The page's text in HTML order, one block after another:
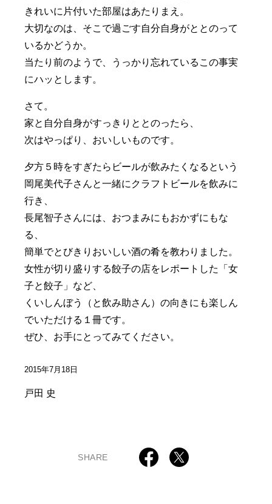
きれいに片付いた部屋はあたりまえ。
大切なのは、そこで過ごす自分自身がととのって
いるかどうか。
当たり前のようで、うっかり忘れているこの事実
にハッとします。
さて。
家と自分自身がすっきりととのったら、
次はやっぱり、おいしいものです。
夕方５時をすぎたらビールが飲みたくなるという
岡尾美代子さんと一緒にクラフトビールを飲みに
行き、
長尾智子さんには、おつまみにもおかずにもな
る、
簡単でとびきりおいしい酒の肴を教わりました。
女性が切り盛りする餃子の店をレポートした「女
子と餃子」など、
くいしんぼう（と飲み助さん）の向きにも楽しん
でいただける１冊です。
ぜひ、お手にとってみてください。
2015年7月18日
戸田 史
SHARE